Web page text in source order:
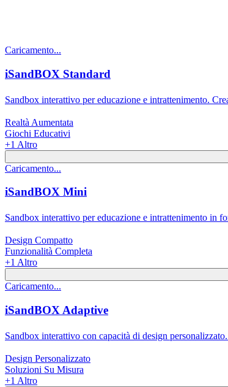
Caricamento...
iSandBOX Standard
Sandbox interattivo per educazione e intrattenimento.
Realtà Aumentata
Giochi Educativi
+1 Altro
Caricamento...
iSandBOX Mini
Sandbox interattivo per educazione e intrattenimento in
Design Compatto
Funzionalità Completa
+1 Altro
Caricamento...
iSandBOX Adaptive
Sandbox interattivo con capacità di design
Design Personalizzato
Soluzioni Su Misura
+1 Altro